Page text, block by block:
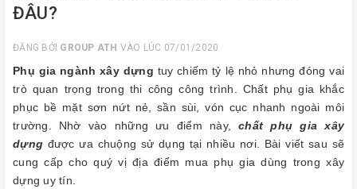
ĐÂU?
ĐĂNG BỞI GROUP ATH VÀO LÚC 07/01/2020
Phụ gia ngành xây dựng tuy chiếm tỷ lệ nhỏ nhưng đóng vai
trò quan trọng trong thi công công trình. Chất phụ gia khắc
phục bề mặt sơn nứt nẻ, sần sùi, vón cục nhanh ngoài môi
trường. Nhờ vào những ưu điểm này,chất phụ gia xây
dựng được ưa chuộng sử dụng tại nhiều nơi. Bài viết sau sẽ
cung cấp cho quý vị địa điểm mua phụ gia dùng trong xây
dựng uy tín.